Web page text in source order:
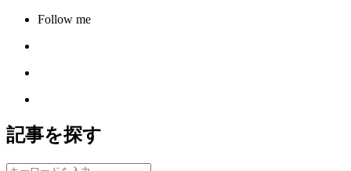
Follow me
記事を探す